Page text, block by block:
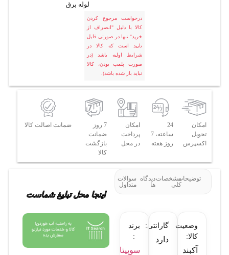
لوله برق
درخواست مرجوع کردن
کالا با دلیل "انصراف از
خرید" تنها در صورتی قابل
تایید است که کالا در
شرایط اولیه باشد (در
صورت پلمپ بودن، کالا
نباید باز شده باشد).
امکان
تحویل
اکسپرس
24
ساعته، 7
روز هفته
امکان
پرداخت
در محل
7 روز
ضمانت
بازگشت
کالا
ضمانت اصالت کالا
توضیحاتمشخصات
کلی
دیدگاه
ها
سوالات
متداول
وضعیت
کالا:
آکبند
گارانتی:
دارد
برند
:
سوپیتا
اینجا محل تبلیغ شماست